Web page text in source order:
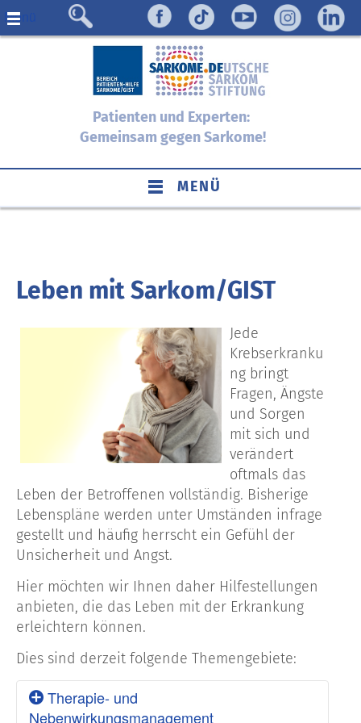
Menü
Patienten und Experten:
Gemeinsam gegen Sarkome!
MENÜ
Leben mit Sarkom/GIST
Jede
Krebserkranku
ng bringt
Fragen, Ängste
und Sorgen
mit sich und
verändert
oftmals das
Leben der Betroffenen vollständig. Bisherige
Lebenspläne werden unter Umständen infrage
gestellt und häufig herrscht ein Gefühl der
Unsicherheit und Angst.
Hier möchten wir Ihnen daher Hilfestellungen
anbieten, die das Leben mit der Erkrankung
erleichtern können.
Dies sind derzeit folgende Themengebiete:
Therapie- und
Nebenwirkungsmanagement